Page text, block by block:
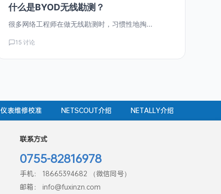
什么是BYOD无线勘测？
很多网络工程师在做无线勘测时，习惯性地掏...
15 讨论
仪表维修校准 NETSCOUT介绍 NETALLY介绍
联系方式
0755-82816978
手机： 18665394682 （微信同号）
邮箱： info@fuxinzn.com